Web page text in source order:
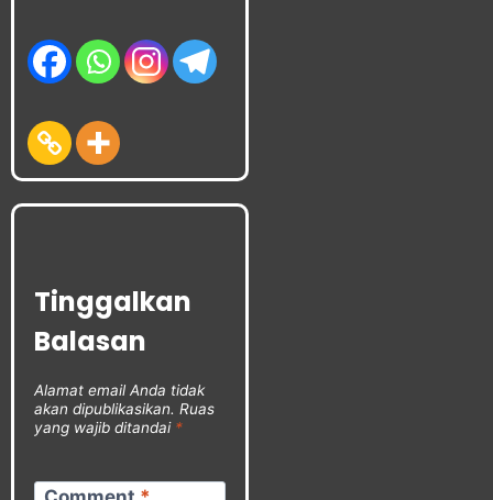
Tinggalkan
Balasan
Alamat email Anda tidak
akan dipublikasikan. Ruas
yang wajib ditandai *